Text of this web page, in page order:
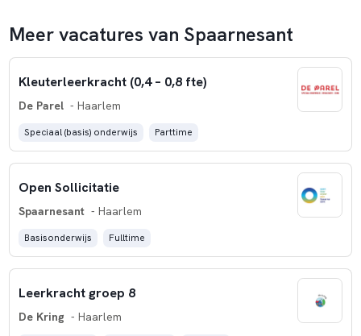
Meer vacatures van Spaarnesant
Kleuterleerkracht (0,4 – 0,8 fte)
De Parel - Haarlem
Speciaal (basis) onderwijs Parttime
Open Sollicitatie
Spaarnesant - Haarlem
Basisonderwijs Fulltime
Leerkracht groep 8
De Kring - Haarlem